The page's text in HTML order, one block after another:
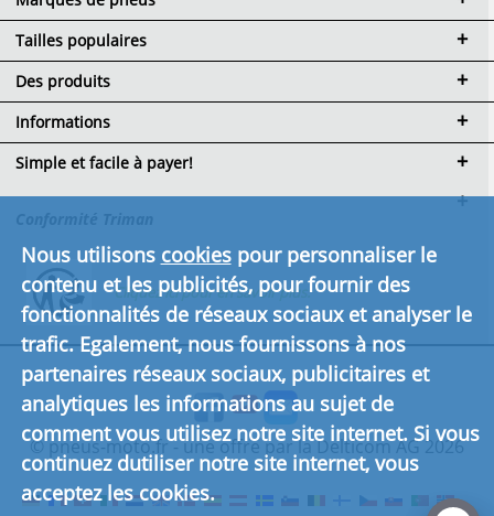
Tailles populaires
Des produits
Garantie année de
production 2026
Informations
Inscription partenaire de
montage
Simple et facile à payer!
Cliquez ici pour en savoir plus.
© pneus-moto.fr - une offre par la Delticom AG 2026
Nous utilisons cookiespour personnaliser le
contenu et les publicités, pour fournir des
fonctionnalités de réseaux sociaux et analyser le
trafic. Egalement, nous fournissons à nos
partenaires réseaux sociaux, publicitaires et
analytiques les informations au sujet de
comment vous utilisez notre site internet. Si vous
continuez dutiliser notre site internet, vous
acceptez les cookies.